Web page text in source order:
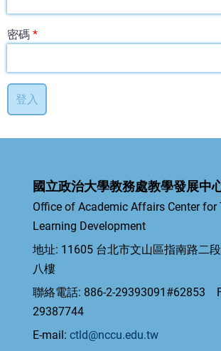
密碼
國立政治大學教務處教學發展中
Office of Academic Affairs Center for
Learning Development
地址: 11605 台北市文山區指南路二
八樓
聯絡電話: 886-2-29393091#62853
29387744
E-mail: ctld@nccu.edu.tw